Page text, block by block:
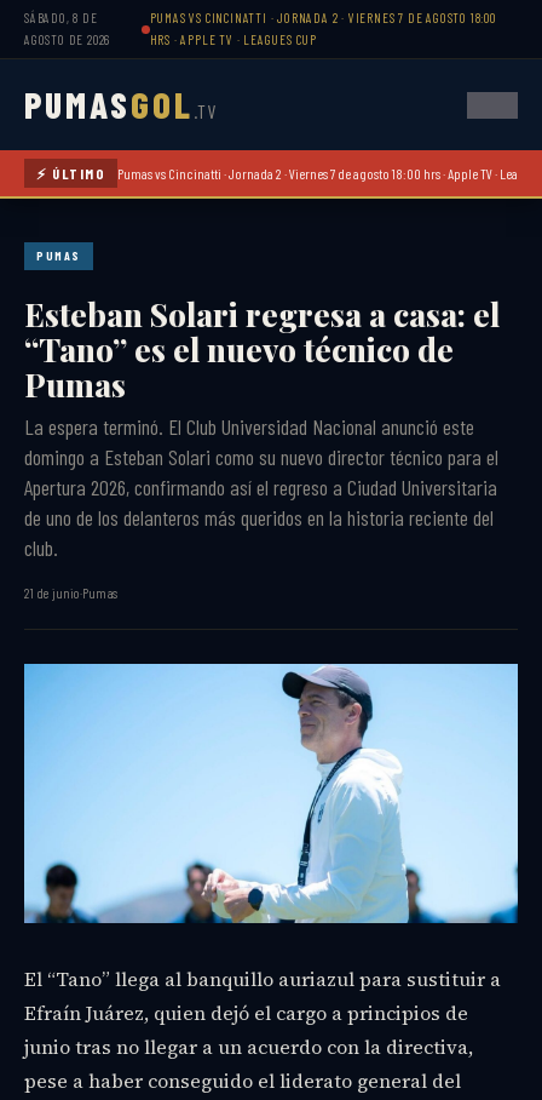
SÁBADO, 8 DE
AGOSTO DE 2026
PUMAS VS CINCINATTI · JORNADA 2 · VIERNES 7 DE AGOSTO 18:00
HRS · APPLE TV · LEAGUES CUP
PUMASGOL .TV
⚡ ÚLTIMO Pumas vs Cincinatti · Jornada 2 · Viernes 7 de agosto 18:00 hrs · Apple TV ·
PUMAS
Esteban Solari regresa a casa: el
“Tano” es el nuevo técnico de
Pumas
La espera terminó. El Club Universidad Nacional anunció este
domingo a Esteban Solari como su nuevo director técnico para el
Apertura 2026, confirmando así el regreso a Ciudad Universitaria
de uno de los delanteros más queridos en la historia reciente del
club.
21 de junio·Pumas
El “Tano” llega al banquillo auriazul para sustituir a
Efraín Juárez, quien dejó el cargo a principios de
junio tras no llegar a un acuerdo con la directiva,
pese a haber conseguido el liderato general del